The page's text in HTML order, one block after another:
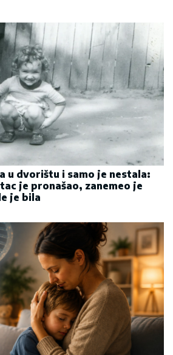
u dvorištu i samo je nestala:
je pronašao, zanemeo je
je bila